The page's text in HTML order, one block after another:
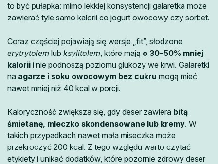
to być pułapka: mimo lekkiej konsystencji galaretka może
zawierać tyle samo kalorii co jogurt owocowy czy sorbet.
Coraz częściej pojawiają się wersje „fit”, słodzone
erytrytolem lub ksylitolem , które mają o 30–50% mniej
kalorii i nie podnoszą poziomu glukozy we krwi. Galaretki
na agarze i soku owocowym bez cukru mogą mieć
nawet mniej niż 40 kcal w porcji.
Kaloryczność zwiększa się, gdy deser zawiera bitą
śmietanę, mleczko skondensowane lub kremy. W
takich przypadkach nawet mała miseczka może
przekroczyć 200 kcal. Z tego względu warto czytać
etykiety i unikać dodatków, które pozornie zdrowy deser